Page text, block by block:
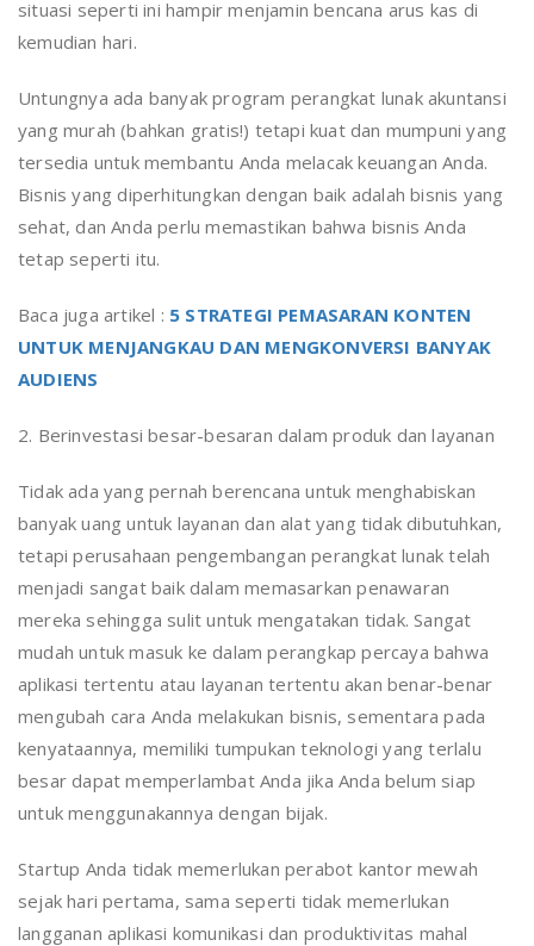
situasi seperti ini hampir menjamin bencana arus kas di
kemudian hari.
Untungnya ada banyak program perangkat lunak akuntansi
yang murah (bahkan gratis!) tetapi kuat dan mumpuni yang
tersedia untuk membantu Anda melacak keuangan Anda.
Bisnis yang diperhitungkan dengan baik adalah bisnis yang
sehat, dan Anda perlu memastikan bahwa bisnis Anda
tetap seperti itu.
Baca juga artikel : 5 STRATEGI PEMASARAN KONTEN
UNTUK MENJANGKAU DAN MENGKONVERSI BANYAK
AUDIENS
2. Berinvestasi besar-besaran dalam produk dan layanan
Tidak ada yang pernah berencana untuk menghabiskan
banyak uang untuk layanan dan alat yang tidak dibutuhkan,
tetapi perusahaan pengembangan perangkat lunak telah
menjadi sangat baik dalam memasarkan penawaran
mereka sehingga sulit untuk mengatakan tidak. Sangat
mudah untuk masuk ke dalam perangkap percaya bahwa
aplikasi tertentu atau layanan tertentu akan benar-benar
mengubah cara Anda melakukan bisnis, sementara pada
kenyataannya, memiliki tumpukan teknologi yang terlalu
besar dapat memperlambat Anda jika Anda belum siap
untuk menggunakannya dengan bijak.
Startup Anda tidak memerlukan perabot kantor mewah
sejak hari pertama, sama seperti tidak memerlukan
langganan aplikasi komunikasi dan produktivitas mahal